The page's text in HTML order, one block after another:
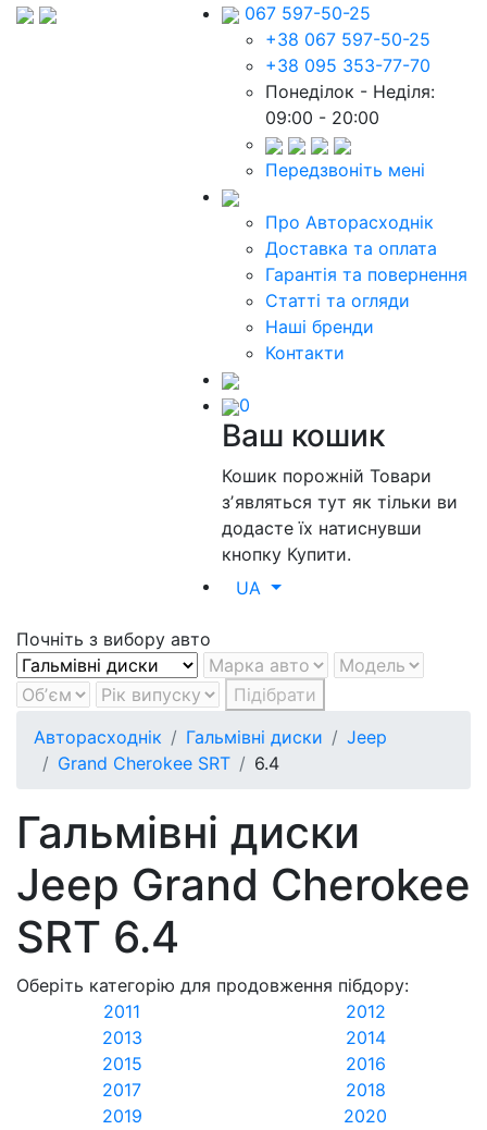
067 597-50-25
+38 067 597-50-25
+38 095 353-77-70
Понеділок - Неділя:
09:00 - 20:00
Передзвоніть мені
Про Авторасходнік
Доставка та оплата
Гарантія та повернення
Статті та огляди
Наші бренди
Контакти
0
Ваш кошик
Кошик порожнійТовари
зʼявляться тут як тільки ви
додасте їх натиснувши
кнопку Купити.
UA
Почніть з вибору авто
Підібрати
Авторасходнік
Гальмівні диски
Jeep
Grand Cherokee SRT
6.4
Гальмівні диски
Jeep Grand Cherokee
SRT 6.4
Оберіть категорію для продовження пібдору:
2011
2012
2013
2014
2015
2016
2017
2018
2019
2020